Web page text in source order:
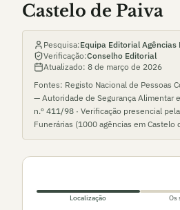
Castelo de Paiva
Pesquisa:Equipa Editorial
Verificação:Conselho Editorial
Atualizado: 8 de março de 2026
Fontes: Registo Nacional de Pessoas
— Autoridade de Segurança Alimentar
n.º 411/98 · Verificação presencial
Funerárias (1000 agências em Castelo
Localização Os